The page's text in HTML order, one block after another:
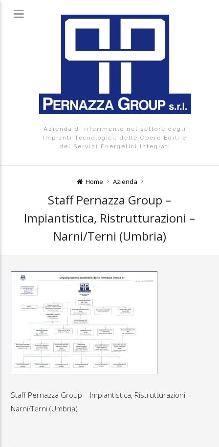
Azienda di riferimento nel settore degli
Impianti Tecnologici, delle Opere Edili e
dei Servizi Energetici Integrati
Home Azienda
Staff Pernazza Group –
Impiantistica, Ristrutturazioni –
Narni/Terni (Umbria)
Staff Pernazza Group – Impiantistica, Ristrutturazioni –
Narni/Terni (Umbria)